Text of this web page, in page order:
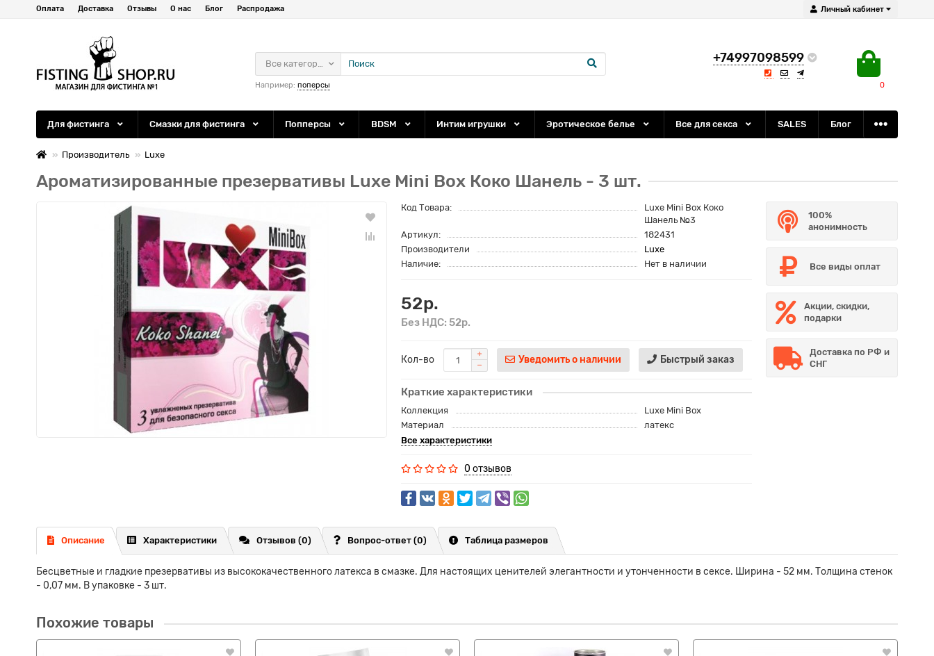
Личный кабинет
Оплата Доставка Отзывы О нас Блог Распродажа
+74997098599
0
Все категории
Например: поперсы
Для фистинга Смазки для фистинга Попперсы BDSM Интим игрушки Эротическое белье Все для секса SALES Блог
Производитель Luxe
Ароматизированные презервативы Luxe Mini Box Коко Шанель - 3 шт.
Код Товара:
Luxe Mini Box Коко
Шанель №3
Артикул:
182431
Производители
Luxe
Наличие:
Нет в наличии
52р.
Без НДС: 52р.
Кол-во Уведомить о наличии Быстрый заказ
Краткие характеристики
Коллекция
Luxe Mini Box
Материал
латекс
Все характеристики
0 отзывов
100%
анонимность
Все виды оплат
Акции, скидки,
подарки
Доставка по РФ и
СНГ
Описание Характеристики Отзывов (0) Вопрос-ответ (0) Таблица размеров
Бесцветные и гладкие презервативы из высококачественного латекса в смазке. Для настоящих ценителей элегантности и утонченности в сексе. Ширина - 52 мм. Толщина стенок
- 0,07 мм. В упаковке - 3 шт.
Похожие товары